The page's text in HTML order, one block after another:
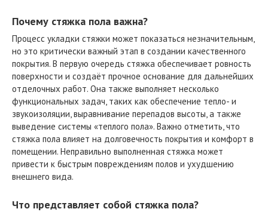
Почему стяжка пола важна?
Процесс укладки стяжки может показаться незначительным,
но это критически важный этап в создании качественного
покрытия. В первую очередь стяжка обеспечивает ровность
поверхности и создаёт прочное основание для дальнейших
отделочных работ. Она также выполняет несколько
функциональных задач, таких как обеспечение тепло- и
звукоизоляции, выравнивание перепадов высоты, а также
выведение системы «теплого пола». Важно отметить, что
стяжка пола влияет на долговечность покрытия и комфорт в
помещении. Неправильно выполненная стяжка может
привести к быстрым повреждениям полов и ухудшению
внешнего вида.
Что представляет собой стяжка пола?